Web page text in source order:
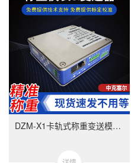
DZM-X1卡轨式称重变送模块-美国中克塞尔品牌